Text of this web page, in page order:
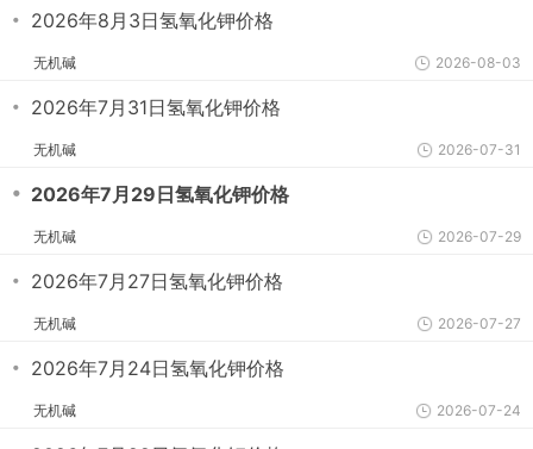
・ 2026年8月3日氢氧化钾价格
无机碱 2026-08-03
・ 2026年7月31日氢氧化钾价格
无机碱 2026-07-31
・ 2026年7月29日氢氧化钾价格
无机碱 2026-07-29
・ 2026年7月27日氢氧化钾价格
无机碱 2026-07-27
・ 2026年7月24日氢氧化钾价格
无机碱 2026-07-24